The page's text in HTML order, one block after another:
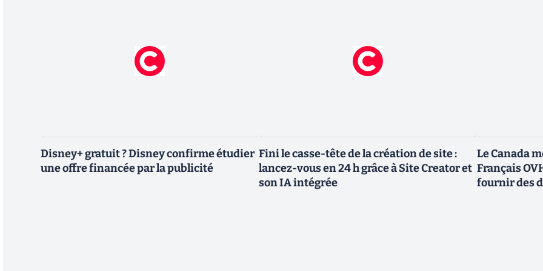
Disney+ gratuit ? Disney confirme étudier
une offre financée par la publicité
Fini le casse-tête de la création de site :
lancez-vous en 24 h grâce à Site Creator et
son IA intégrée
Le Canada
Français
fournir des